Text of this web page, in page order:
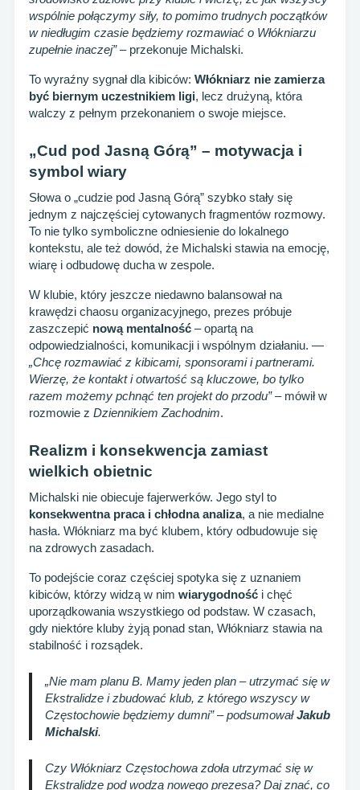
wspólnie połączymy siły, to pomimo trudnych początków
w niedługim czasie będziemy rozmawiać o Włókniarzu
zupełnie inaczej”– przekonuje Michalski.
To wyraźny sygnał dla kibiców: Włókniarz nie zamierza
być biernym uczestnikiem ligi, lecz drużyną, która
walczy z pełnym przekonaniem o swoje miejsce.
„Cud pod Jasną Górą” – motywacja i
symbol wiary
Słowa o „cudzie pod Jasną Górą” szybko stały się
jednym z najczęściej cytowanych fragmentów rozmowy.
To nie tylko symboliczne odniesienie do lokalnego
kontekstu, ale też dowód, że Michalski stawia na emocję,
wiarę i odbudowę ducha w zespole.
W klubie, który jeszcze niedawno balansował na
krawędzi chaosu organizacyjnego, prezes próbuje
zaszczepić nową mentalność – opartą na
odpowiedzialności, komunikacji i wspólnym działaniu. —
„Chcę rozmawiać z kibicami, sponsorami i partnerami.
Wierzę, że kontakt i otwartość są kluczowe, bo tylko
razem możemy pchnąć ten projekt do przodu”– mówił w
rozmowie z Dziennikiem Zachodnim.
Realizm i konsekwencja zamiast
wielkich obietnic
Michalski nie obiecuje fajerwerków. Jego styl to
konsekwentna praca i chłodna analiza, a nie medialne
hasła. Włókniarz ma być klubem, który odbudowuje się
na zdrowych zasadach.
To podejście coraz częściej spotyka się z uznaniem
kibiców, którzy widzą w nim wiarygodność i chęć
uporządkowania wszystkiego od podstaw. W czasach,
gdy niektóre kluby żyją ponad stan, Włókniarz stawia na
stabilność i rozsądek.
„Nie mam planu B. Mamy jeden plan – utrzymać się w
Ekstralidze i zbudować klub, z którego wszyscy w
Częstochowie będziemy dumni”– podsumowałJakub
Michalski.
Czy Włókniarz Częstochowa zdoła utrzymać się w
Ekstralidze pod wodzą nowego prezesa? Daj znać, co